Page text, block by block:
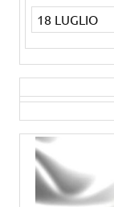
18 LUGLIO